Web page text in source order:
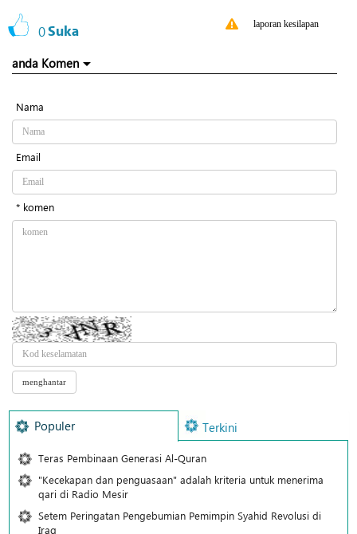
0Suka laporan kesilapan
anda Komen
Nama
Email
* komen
Populer Terkini
Teras Pembinaan Generasi Al-Quran
"Kecekapan dan penguasaan" adalah kriteria untuk menerima
qari di Radio Mesir
Setem Peringatan Pengebumian Pemimpin Syahid Revolusi di
Iraq